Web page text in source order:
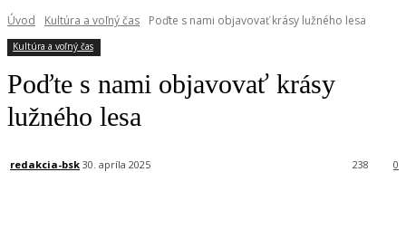
Úvod Kultúra a voľný čas Poďte s nami objavovať krásy lužného lesa
Kultúra a voľný čas
Poďte s nami objavovať krásy
lužného lesa
redakcia-bsk 30. apríla 2025 0
238